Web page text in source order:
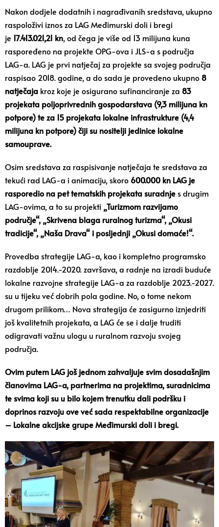
Nakon dodjele dodatnih i nagrađivanih sredstava, ukupno
raspoloživi iznos za LAG Međimurski doli i bregi
je 17.413.021,21 kn, od čega je više od 13 milijuna kuna
raspoređeno na projekte OPG-ova i JLS-a s područja
LAG-a. LAG je prvi natječaj za projekte sa svojeg područja
raspisao 2018. godine, a do sada je provedeno ukupno 8
natječaja kroz koje je osigurano sufinanciranje za 83
projekata poljoprivrednih gospodarstava (9,3 milijuna kn
potpore) te za 15 projekata lokalne infrastrukture (4,4
milijuna kn potpore) čiji su nositelji jedinice lokalne
samouprave.
Osim sredstava za raspisivanje natječaja te sredstava za
tekući rad LAG-a i animaciju, skoro 600.000 kn LAG je
rasporedio na pet tematskih projekata suradnje s drugim
LAG-ovima, a to su projekti „Turizmom razvijamo
područje“, „Skrivena blaga ruralnog turizma“, „Okusi
tradicije“, „Naša Drava“ i posljednji „Okusi domaće!“.
Provedba strategije LAG-a, kao i kompletno programsko
razdoblje 2014.-2020. završava, a radnje na izradi buduće
lokalne razvojne strategije LAG-a za razdoblje 2023.-2027.
su u tijeku već dobrih pola godine. No, o tome nekom
drugom prilikom… Nova strategija će zasigurno iznjedriti
još kvalitetnih projekata, a LAG će se i dalje truditi
odigravati važnu ulogu u ruralnom razvoju svojeg
područja.
Ovim putem LAG još jednom zahvaljuje svim dosadašnjim
članovima LAG-a, partnerima na projektima, suradnicima
te svima koji su u bilo kojem trenutku dali podršku i
doprinos razvoju ove već sada respektabilne organizacije
– Lokalne akcijske grupe Međimurski doli i bregi.